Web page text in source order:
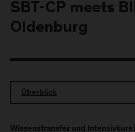
SBT-CP meets
Oldenburg
Überblick
Wissenstransfer und Intensivkurs